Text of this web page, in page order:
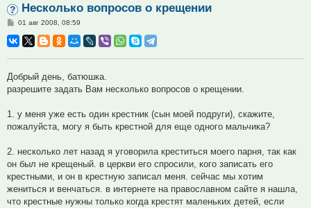
Несколько вопросов о крещении
Сообщение
01 авг 2008, 08:59
Добрый день, батюшка.
разрешите задать Вам несколько вопросов о крещении.
1. у меня уже есть один крестник (сын моей подруги), скажите,
пожалуйста, могу я быть крестной для еще одного мальчика?
2. несколько лет назад я уговорила креститься моего парня, так как
он был не крещеный. в церкви его спросили, кого записать его
крестными, и он в крестную записал меня. сейчас мы хотим
жениться и венчаться. в интернете на православном сайте я нашла,
что крестные нужны только когда крестят маленьких детей, если